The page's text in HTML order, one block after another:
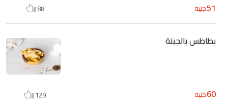
51جنيه 88
بطاطس بالجبنة
60جنيه 129